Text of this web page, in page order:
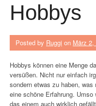
m
e
r
“
t
i
r
e
a
l
t
e
Hobbys
Posted by Ruggi on März 2,
Hobbys können eine Menge
versüßen. Nicht nur einfach
sondern etwas zu haben,
eine schöne Erfahrung.
das einem auch wirklich